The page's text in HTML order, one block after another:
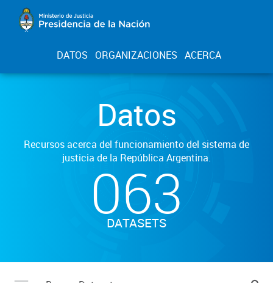
DATOS ORGANIZACIONES ACERCA
Datos
Recursos acerca del funcionamiento del sistema de
justicia de la República Argentina.
063
DATASETS